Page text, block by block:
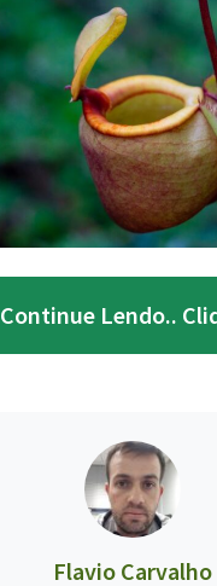
Continue Lendo..
Flavio Carvalho